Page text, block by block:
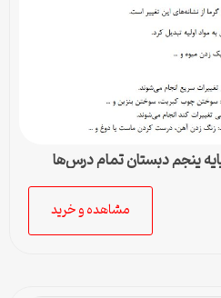
پنجم دبستان تمام درس‌ها
مشاهده و خرید